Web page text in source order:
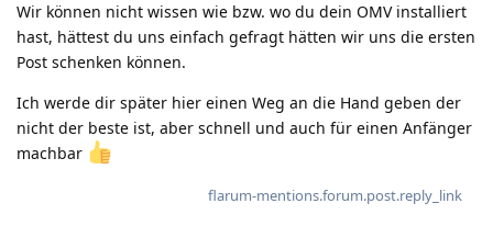
Wir können nicht wissen wie bzw. wo du dein OMV installiert
hast, hättest du uns einfach gefragt hätten wir uns die ersten
Post schenken können.
Ich werde dir später hier einen Weg an die Hand geben der
nicht der beste ist, aber schnell und auch für einen Anfänger
machbar
flarum-mentions.forum.post.reply_link